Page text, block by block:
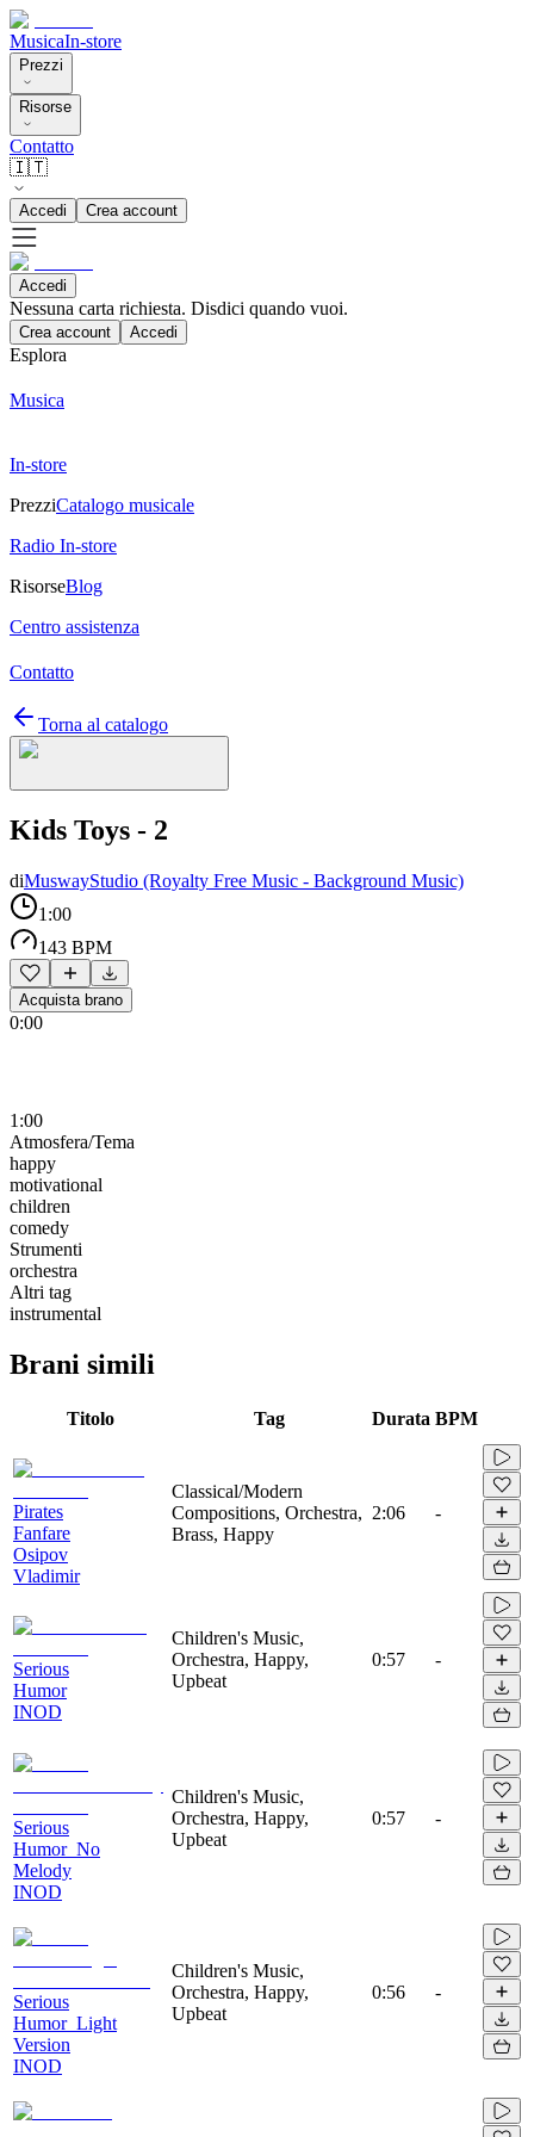
MusicaIn-store
Prezzi
Risorse
Contatto
🇮🇹
Accedi Crea account
Accedi
Nessuna carta richiesta. Disdici quando vuoi.
Crea account Accedi
Esplora
Musica
In-store
PrezziCatalogo musicale
Radio In-store
RisorseBlog
Centro assistenza
Contatto
Torna al catalogo
Kids Toys - 2
diMuswayStudio (Royalty Free Music - Background Music)
1:00
143 BPM
Acquista brano
0:00
1:00
Atmosfera/Tema
happy
motivational
children
comedy
Strumenti
orchestra
Altri tag
instrumental
Brani simili
Titolo Tag Durata BPM
Pirates
Fanfare
Osipov
Vladimir
Classical/Modern
Compositions, Orchestra,
Brass, Happy
2:06 -
Serious
Humor
INOD
Children's Music,
Orchestra, Happy,
Upbeat
0:57 -
Serious
Humor_No
Melody
INOD
Children's Music,
Orchestra, Happy,
Upbeat
0:57 -
Serious
Humor_Light
Version
INOD
Children's Music,
Orchestra, Happy,
Upbeat
0:56 -